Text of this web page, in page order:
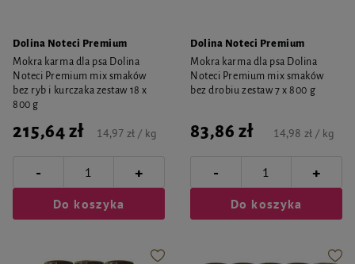
Dolina Noteci Premium
Mokra karma dla psa Dolina
Noteci Premium mix smaków
bez ryb i kurczaka zestaw 18 x
800 g
215,64 zł 14,97 zł / kg
- +
Do koszyka
Dolina Noteci Premium
Mokra karma dla psa Dolina
Noteci Premium mix smaków
bez drobiu zestaw 7 x 800 g
83,86 zł 14,98 zł / kg
- +
Do koszyka